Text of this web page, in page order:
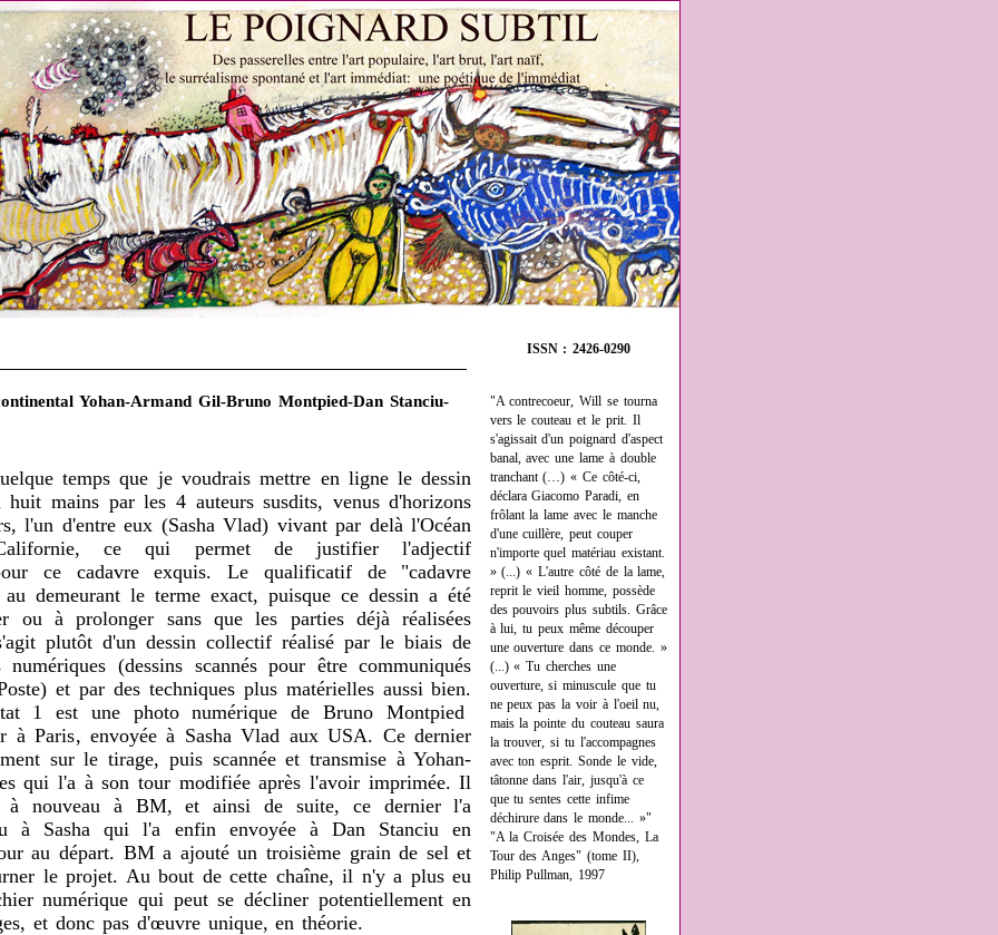
ISSN : 2426-0290
"A contrecoeur, Will se tourna
vers le couteau et le prit. Il
s'agissait d'un poignard d'aspect
banal, avec une lame à double
tranchant (…) « Ce côté-ci,
déclara Giacomo Paradi, en
frôlant la lame avec le manche
d'une cuillère, peut couper
n'importe quel matériau existant.
» (...) « L'autre côté de la lame,
reprit le vieil homme, possède
des pouvoirs plus subtils. Grâce
à lui, tu peux même découper
une ouverture dans ce monde. »
(...) « Tu cherches une
ouverture, si minuscule que tu
ne peux pas la voir à l'oeil nu,
mais la pointe du couteau saura
la trouver, si tu l'accompagnes
avec ton esprit. Sonde le vide,
tâtonne dans l'air, jusqu'à ce
que tu sentes cette infime
déchirure dans le monde... »"
"A la Croisée des Mondes, La
Tour des Anges" (tome II),
Philip Pullman, 1997
Yohan-Armand Gil-Bruno Montpied-Dan Stanciu-
temps que je voudrais mettre en ligne le dessin
huit mains par les 4 auteurs susdits, venus d'horizons
l'un d'entre eux (Sasha Vlad) vivant par delà l'Océan
ce qui permet de justifier l'adjectif
ce cadavre exquis. Le qualificatif de "cadavre
demeurant le terme exact, puisque ce dessin a été
ou à prolonger sans que les parties déjà réalisées
plutôt d'un dessin collectif réalisé par le biais de
(dessins scannés pour être communiqués
et par des techniques plus matérielles aussi bien.
1 est une photo numérique de Bruno Montpied
à Paris, envoyée à Sasha Vlad aux USA. Ce dernier
sur le tirage, puis scannée et transmise à Yohan-
qui l'a à son tour modifiée après l'avoir imprimée. Il
à nouveau à BM, et ainsi de suite, ce dernier l'a
à Sasha qui l'a enfin envoyée à Dan Stanciu en
au départ. BM a ajouté un troisième grain de sel et
le projet. Au bout de cette chaîne, il n'y a plus eu
numérique qui peut se décliner potentiellement en
et donc pas d'œuvre unique, en théorie.